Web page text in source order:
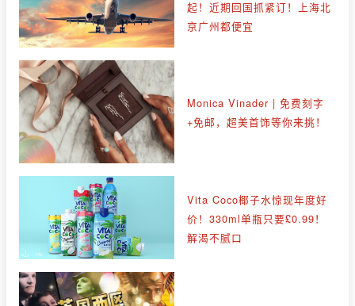
起！近期回国抓紧订！上海北
京广州都便宜
Monica Vinader | 免费刻字
+免邮，超美首饰等你来挑！
Vita Coco椰子水惊现年度好
价！330ml单瓶只要£0.99！
解渴不腻口